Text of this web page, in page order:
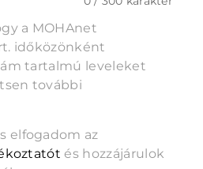
a MOHAnet
időközönként
tartalmú leveleket
további
elfogadom az
és hozzájárulok